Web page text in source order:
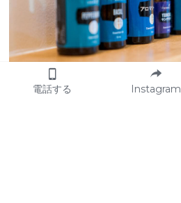
電話する Instagram